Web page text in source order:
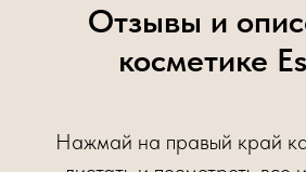
Отзывы и
косметике
Нажмай на правый край